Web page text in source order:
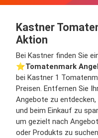
Kastner
Aktion
Bei Kastner finden Sie
⭐️Tomatenmark
bei Kastner 1
Preisen. Entfernen Sie
Angebote zu
und beim Einkauf zu
um gezielt nach
oder Produkts zu